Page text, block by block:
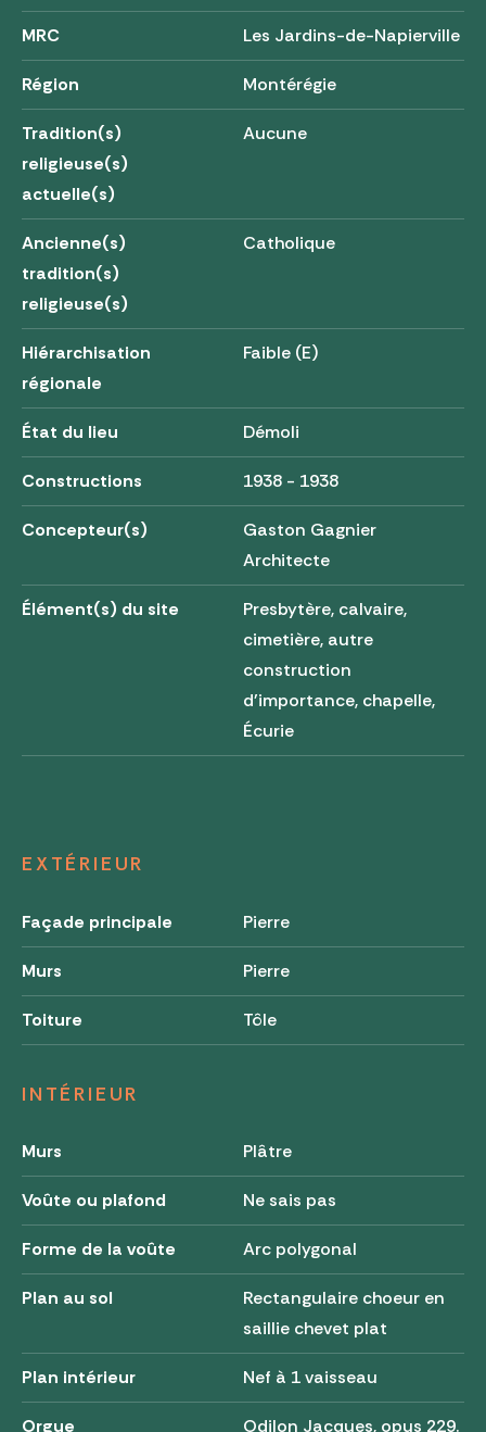
MRC Les Jardins-de-Napierville
Région Montérégie
Tradition(s)
religieuse(s)
actuelle(s)
Aucune
Ancienne(s)
tradition(s)
religieuse(s)
Catholique
Hiérarchisation
régionale
Faible (E)
État du lieu Démoli
Constructions 1938 - 1938
Concepteur(s)
Gaston Gagnier
Architecte
Élément(s) du site
Presbytère, calvaire,
cimetière, autre
construction
d'importance, chapelle,
Écurie
EXTÉRIEUR
Façade principale Pierre
Murs Pierre
Toiture Tôle
INTÉRIEUR
Murs Plâtre
Voûte ou plafond Ne sais pas
Forme de la voûte Arc polygonal
Plan au sol
Rectangulaire choeur en
saillie chevet plat
Plan intérieur Nef à 1 vaisseau
Orgue Odilon Jacques, opus 229.